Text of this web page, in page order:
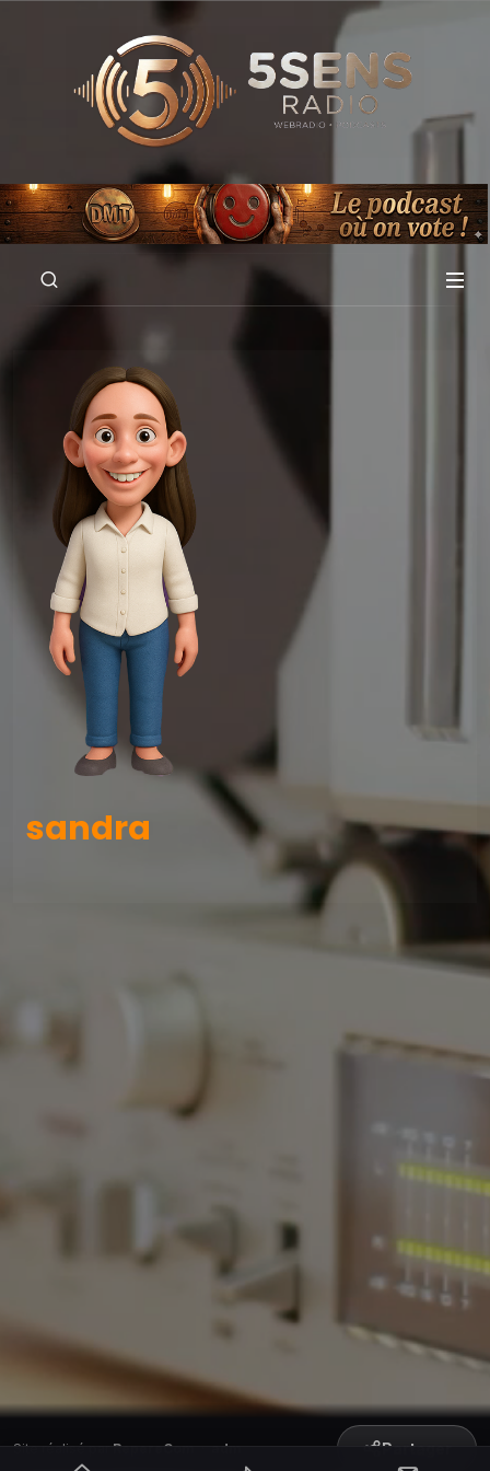
sandra
Site réalisé parRepereCom·adm Partager